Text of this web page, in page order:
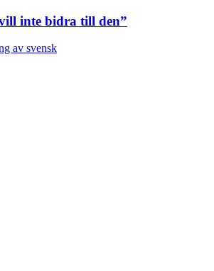
inte bidra till den”
av svensk